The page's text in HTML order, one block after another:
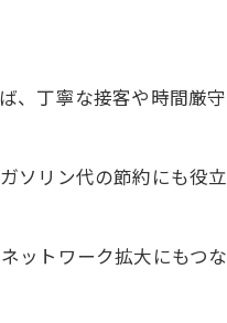
丁寧な接客や時間厳守
ソリン代の節約にも役
トワーク拡大にもつな